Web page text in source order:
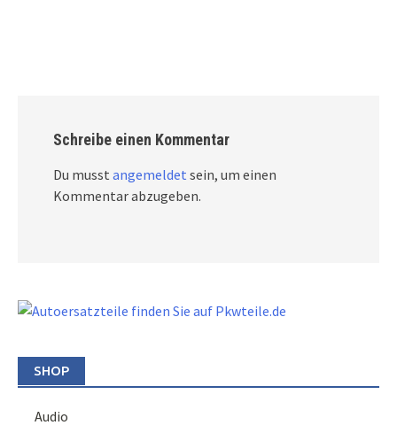
Schreibe einen Kommentar
Du musst angemeldet sein, um einen
Kommentar abzugeben.
SHOP
Audio